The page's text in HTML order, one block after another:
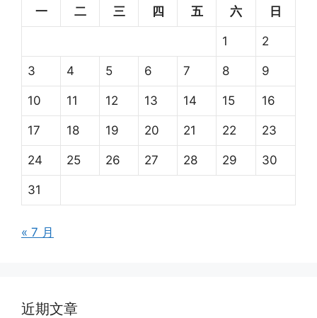
一
二 三 四 五 六 日
1 2
3 4 5 6 7 8 9
10 11 12 13 14 15 16
17 18 19 20 21 22 23
24 25 26 27 28 29 30
31
« 7 月
近期文章